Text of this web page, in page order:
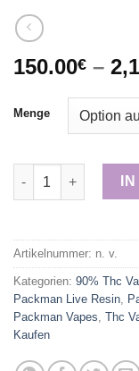
150.00€ –
Menge
Packman Alien vs
Artikelnummer: n. v.
Kategorien: 90% Thc
Packman Live Resin,
Packman Vapes, Thc
Kaufen